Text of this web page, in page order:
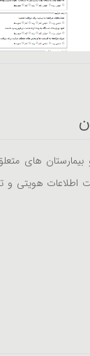
های
اطلاعات هویتی